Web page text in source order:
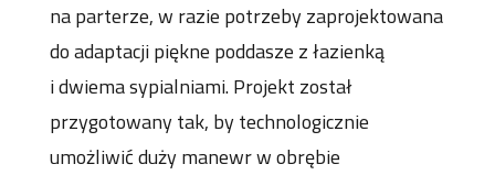
na parterze, w razie potrzeby zaprojektowana
do adaptacji piękne poddasze z łazienką
i dwiema sypialniami. Projekt został
przygotowany tak, by technologicznie
umożliwić duży manewr w obrębie